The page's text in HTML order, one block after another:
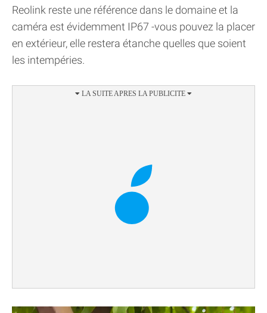
Reolink reste une référence dans le domaine et la
caméra est évidemment IP67 -vous pouvez la placer
en extérieur, elle restera étanche quelles que soient
les intempéries.